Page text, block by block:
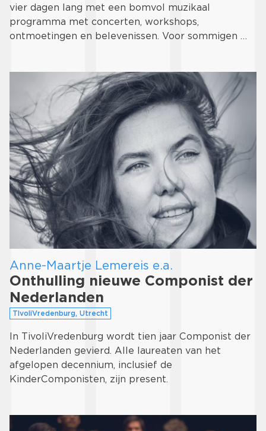
vier dagen lang met een bomvol muzikaal
programma met concerten, workshops,
ontmoetingen en belevenissen. Voor sommigen …
Anne-Maartje Lemereis e.a.
Onthulling nieuwe Componist der
Nederlanden
TIvoliVredenburg, Utrecht
In TivoliVredenburg wordt tien jaar Componist der
Nederlanden gevierd. Alle laureaten van het
afgelopen decennium, inclusief de
KinderComponisten, zijn present.